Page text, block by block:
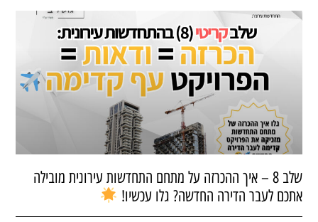
שלב 8 – איך ההכרזה על מתחם התחדשות עירונית מובילה
אתכם לעבר הדירה החדשה? גלו עכשיו!